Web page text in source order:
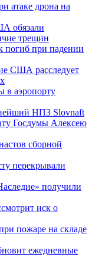
атаке дрона на
обязали
трещин
погиб при падении
США расследует
в аэропорту
НПЗ Slovnaft
Госдумы Алексею
сборной
перекрывали
получили
иск о
пожаре на складе
ежедневные